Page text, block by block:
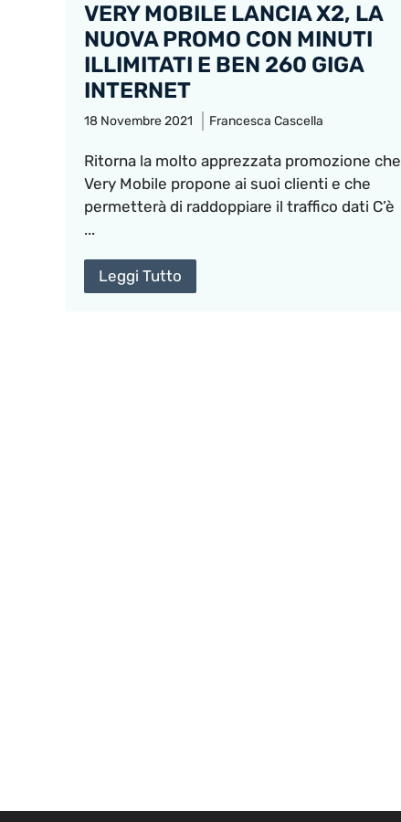
VERY MOBILE LANCIA X2, LA
NUOVA PROMO CON MINUTI
ILLIMITATI E BEN 260 GIGA
INTERNET
18 Novembre 2021 Francesca Cascella
Ritorna la molto apprezzata promozione che
Very Mobile propone ai suoi clienti e che
permetterà di raddoppiare il traffico dati C’è
...
Leggi Tutto